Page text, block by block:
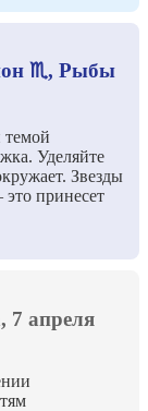
♏, Рыбы
темой
Уделяйте
Звезды
принесет
7 апреля